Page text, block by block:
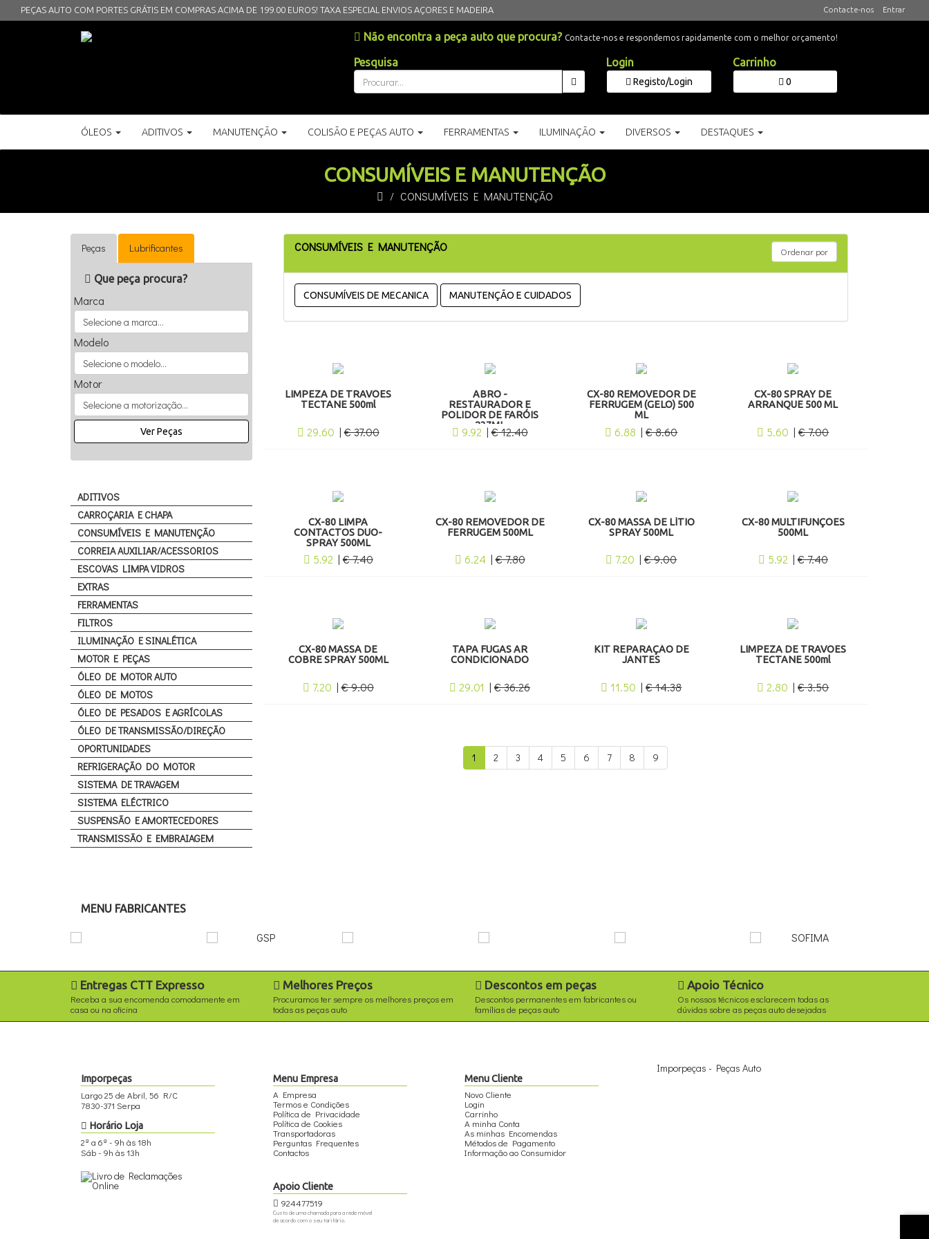
PEÇAS AUTO COM PORTES GRÁTIS EM COMPRAS ACIMA DE 199.00 EUROS! TAXA ESPECIAL ENVIOS AÇORES E MADEIRA Contacte-nos Entrar
Não encontra a peça auto que procura? Contacte-nos e respondemos rapidamente com o melhor orçamento!
Pesquisa Login
Registo/Login
Carrinho
0
ÓLEOS ADITIVOS MANUTENÇÃO COLISÃO E PEÇAS AUTO FERRAMENTAS ILUMINAÇÃO DIVERSOS DESTAQUES
CONSUMÍVEIS E MANUTENÇÃO
CONSUMÍVEIS E MANUTENÇÃO
CONSUMÍVEIS E MANUTENÇÃO
CONSUMÍVEIS DE MECANICA MANUTENÇÃO E CUIDADOS
LIMPEZA DE TRAVÕES
TECTANE 500ml
29.60 |€ 37.00
ABRO -
RESTAURADOR E
POLIDOR DE FARÓIS
237ML
9.92 |€ 12.40
CX-80 REMOVEDOR DE
FERRUGEM (GELO) 500
ML
6.88 |€ 8.60
CX-80 SPRAY DE
ARRANQUE 500 ML
5.60 |€ 7.00
CX-80 LIMPA
CONTACTOS DUO-
SPRAY 500ML
5.92 |€ 7.40
CX-80 REMOVEDOR DE
FERRUGEM 500ML
6.24 |€ 7.80
CX-80 MASSA DE LÍTIO
SPRAY 500ML
7.20 |€ 9.00
CX-80 MULTIFUNÇÕES
500ML
5.92 |€ 7.40
CX-80 MASSA DE
COBRE SPRAY 500ML
7.20 |€ 9.00
TAPA FUGAS AR
CONDICIONADO
29.01 |€ 36.26
KIT REPARAÇÃO DE
JANTES
11.50 |€ 14.38
LIMPEZA DE TRAVÕES
TECTANE 500ml
2.80 |€ 3.50
1 2 3 4 5 6 7 8 9
Peças Lubrificantes
Que peça procura?
Marca
Modelo
Motor
Ver Peças
ADITIVOS
CARROÇARIA E CHAPA
CONSUMÍVEIS E MANUTENÇÃO
CORREIA AUXILIAR/ACESSORIOS
ESCOVAS LIMPA VIDROS
EXTRAS
FERRAMENTAS
FILTROS
ILUMINAÇÃO E SINALÉTICA
MOTOR E PEÇAS
ÓLEO DE MOTOR AUTO
ÓLEO DE MOTOS
ÓLEO DE PESADOS E AGRÍCOLAS
ÓLEO DE TRANSMISSÃO/DIREÇÃO
OPORTUNIDADES
REFRIGERAÇÃO DO MOTOR
SISTEMA DE TRAVAGEM
SISTEMA ELÉCTRICO
SUSPENSÃO E AMORTECEDORES
TRANSMISSÃO E EMBRAIAGEM
MENU FABRICANTES
Entregas CTT Expresso
Receba a sua encomenda comodamente em
casa ou na oficina
Melhores Preços
Procuramos ter sempre os melhores preços em
todas as peças auto
Descontos em peças
Descontos permanentes em fabricantes ou
famílias de peças auto
Apoio Técnico
Os nossos técnicos esclarecem todas as
dúvidas sobre as peças auto desejadas
Imporpeças
Largo 25 de Abril, 56 R/C
7830-371 Serpa
Horário Loja
2ª a 6ª - 9h às 18h
Sáb - 9h às 13h
Menu Empresa
A Empresa
Termos e Condições
Política de Privacidade
Política de Cookies
Transportadoras
Perguntas Frequentes
Contactos
Apoio Cliente
924477519
Custo de uma chamada para a rede móvel
de acordo com o seu tarifário.
Menu Cliente
Novo Cliente
Login
Carrinho
A minha Conta
As minhas Encomendas
Métodos de Pagamento
Informação ao Consumidor
Imporpeças - Peças Auto